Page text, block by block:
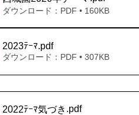
ダウンロード：PDF • 160KB
2023ﾃｰﾏ.pdf
ダウンロード：PDF • 307KB
2022ﾃｰﾏ気づき .pdf